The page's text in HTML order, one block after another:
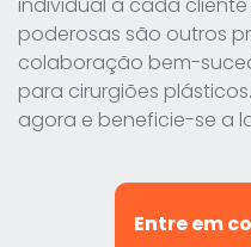
individual a cada cliente
poderosas são outros
colaboração bem-
para cirurgiões
agora e beneficie-se a
Entre em